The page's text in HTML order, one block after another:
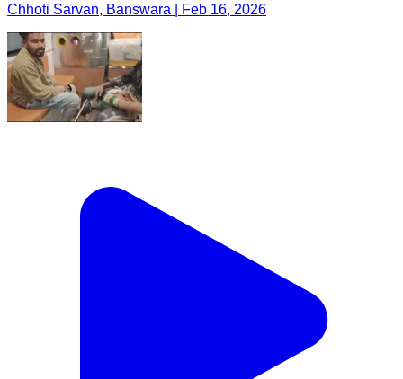
Chhoti Sarvan, Banswara | Feb 16, 2026